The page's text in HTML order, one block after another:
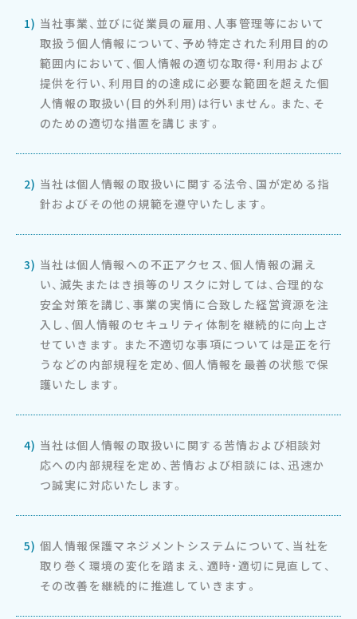
1) 当社事業、並びに従業員の雇用、人事管理等において
取扱う個人情報について、予め特定された利用目的の
範囲内において、個人情報の適切な取得・利用および
提供を行い、利用目的の達成に必要な範囲を超えた個
人情報の取扱い(目的外利用)は行いません。また、そ
のための適切な措置を講じます。
2) 当社は個人情報の取扱いに関する法令、国が定める指
針およびその他の規範を遵守いたします。
3) 当社は個人情報への不正アクセス、個人情報の漏え
い、滅失またはき損等のリスクに対しては、合理的な
安全対策を講じ、事業の実情に合致した経営資源を注
入し、個人情報のセキュリティ体制を継続的に向上さ
せていきます。また不適切な事項については是正を行
うなどの内部規程を定め、個人情報を最善の状態で保
護いたします。
4) 当社は個人情報の取扱いに関する苦情および相談対
応への内部規程を定め、苦情および相談には、迅速か
つ誠実に対応いたします。
5) 個人情報保護マネジメントシステムについて、当社を
取り巻く環境の変化を踏まえ、適時・適切に見直して、
その改善を継続的に推進していきます。